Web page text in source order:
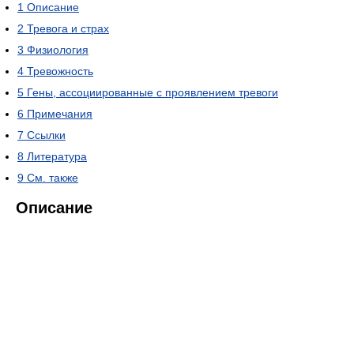
1 Описание
2 Тревога и страх
3 Физиология
4 Тревожность
5 Гены, ассоциированные с проявлением тревоги
6 Примечания
7 Ссылки
8 Литература
9 См. также
Описание